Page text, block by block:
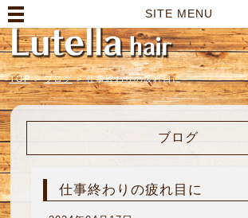
SITE MENU
TOP > ブログ > 仕事終わりの疲れ目に
ブログ
仕事終わりの疲れ目に